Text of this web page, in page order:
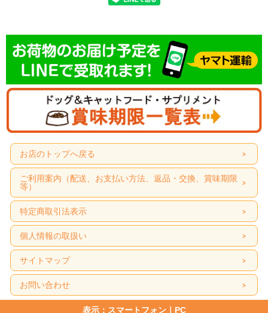
お店のトップへ戻る
ご利用案内（配送、お支払い方法、返品・交換、賞味期限
等）
特定商取引法表示
個人情報の取扱い
サイトマップ
お問い合わせ
表示：スマートフォン｜ PC